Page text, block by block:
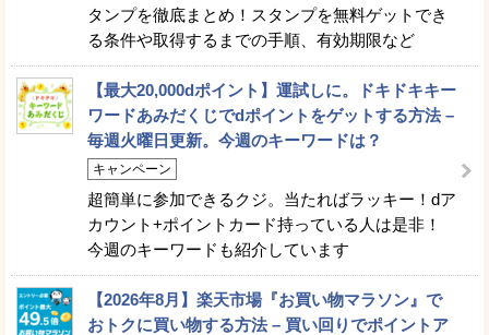
タンプを徹底まとめ！スタンプを無料ゲットでき
る条件や取得するまでの手順、有効期限など
【最大20,000dポイント】運試しに。ドキドキキー
ワードあみだくじでdポイントをゲットする方法 –
毎週火曜日更新。今週のキーワードは？
キャンペーン
超簡単に参加できるクジ。当たればラッキー！dア
カウント+ポイントカード持っている人は是非！
今週のキーワードも紹介しています
【2026年8月】楽天市場『お買い物マラソン』で
おトクに買い物する方法 – 買い回りでポイントア